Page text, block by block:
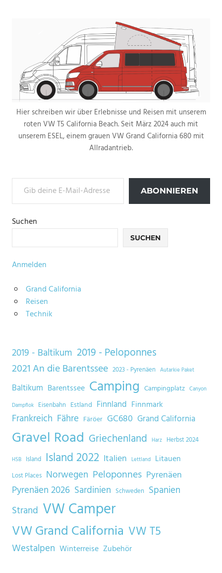
Hier schreiben wir über Erlebnisse und Reisen mit unserem
roten VW T5 California Beach. Seit März 2024 auch mit
unserem ESEL, einem grauen VW Grand California 680 mit
Allradantrieb.
Gib deine E-Mail-Adresse ein ...
ABONNIEREN
Suchen
SUCHEN
Anmelden
Grand California
Reisen
Technik
2019 - Baltikum 2019 - Peloponnes
2021 An die Barentssee 2023 - Pyrenäen Autarkie Paket
Baltikum Barentssee Camping Campingplatz Canyon
Dampflok Eisenbahn Estland Finnland Finnmark
Frankreich Fähre Färöer GC680 Grand California
Gravel Road Griechenland Harz Herbst 2024
HSB Island Island 2022 Italien Lettland Litauen
Lost Places Norwegen Peloponnes Pyrenäen
Pyrenäen 2026 Sardinien Schweden Spanien
Strand VW Camper
VW Grand California VW T5
Westalpen Winterreise Zubehör